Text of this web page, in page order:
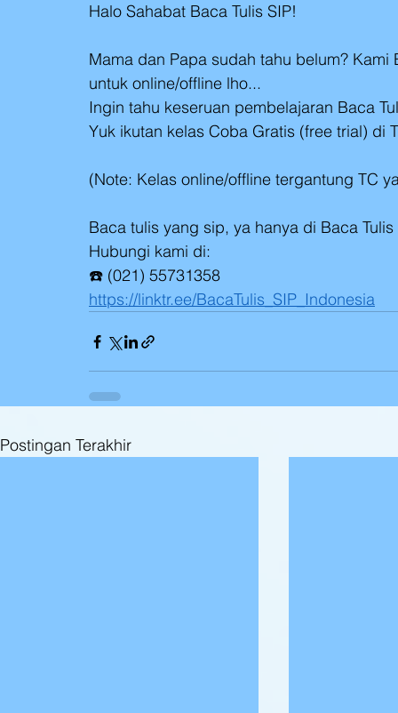
Halo Sahabat Baca Tulis SIP!
Mama dan Papa sudah tahu belum?
untuk online/offline lho...
Ingin tahu keseruan pembelajaran Baca
Yuk ikutan kelas Coba Gratis (free trial) di
(Note: Kelas online/offline tergantung TC
Baca tulis yang sip, ya hanya di Baca Tulis
Hubungi kami di:
☎️ (021) 55731358
https://linktr.ee/BacaTulis_SIP_Indonesia
Postingan Terakhir